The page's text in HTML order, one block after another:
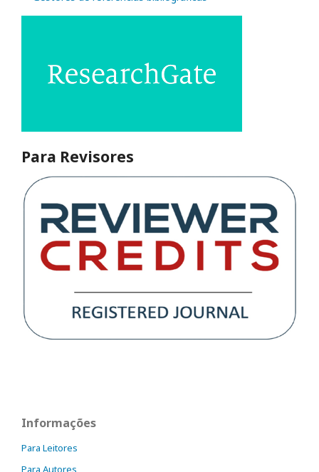
Para Revisores
Informações
Para Leitores
Para Autores